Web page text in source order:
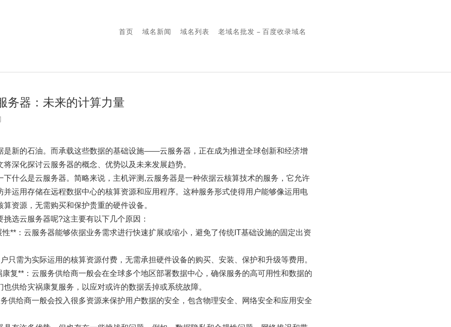
首页 域名新闻 域名列表 老域名批发 – 百度收录域名
务器：未来的计算力量
是新的石油。而承载这些数据的基础设施——云服务器，正在成为推进全球创新和经济增
将深化探讨云服务器的概念、优势以及未来发展趋势。
下什么是云服务器。简略来说，主机评测,云服务器是一种依据云核算技术的服务，它允许
并运用存储在远程数据中心的核算资源和应用程序。这种服务形式使得用户能够像运用电
算资源，无需购买和保护贵重的硬件设备。
选云服务器呢?这主要有以下几个原因：
性**：云服务器能够依据业务需求进行快速扩展或缩小，避免了传统IT基础设施的固定出资
只需为实际运用的核算资源付费，无需承担硬件设备的购买、安装、保护和升级等费用。
复**：云服务供给商一般会在全球多个地区部署数据中心，确保服务的高可用性和数据的
供给灾祸康复服务，以应对或许的数据丢掉或系统故障。
供给商一般会投入很多资源来保护用户数据的安全，包含物理安全、网络安全和应用安全